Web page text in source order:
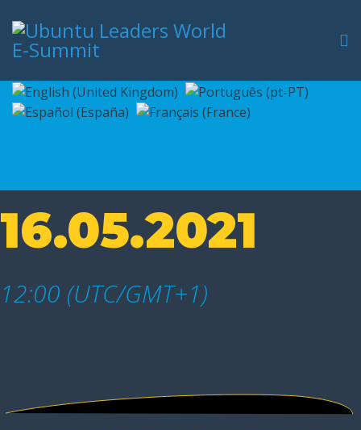
16.05.2021
12:00 (UTC/GMT+1)